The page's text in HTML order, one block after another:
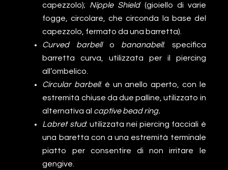
capezzolo); Nipple Shield(gioiello di varie
fogge, circolare, che circonda la base del
capezzolo, fermato da una barretta).
Curved barbello bananabell: specifica
barretta curva, utilizzata per il piercing
all’ombelico.
Circular barbell: è un anello aperto, con le
estremità chiuse da due palline, utilizzato in
alternativa al captive bead ring.
Labret stud: utilizzata nei piercing facciali è
una baretta con a una estremità terminale
piatto per consentire di non irritare le
gengive.